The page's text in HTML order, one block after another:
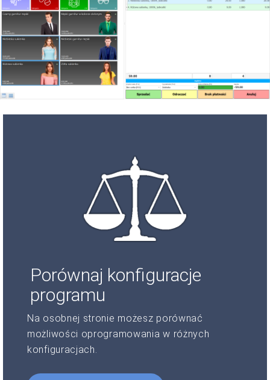
Porównaj konfiguracje
programu
Na osobnej stronie możesz porównać
możliwości oprogramowania w różnych
konfiguracjach.